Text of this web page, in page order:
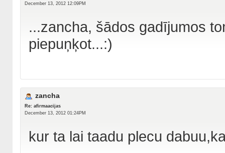
December 13, 2012 12:09PM
...zancha, šādos gadījumos
piepuņķot...:)
zancha
Re: afirmaacijas
December 13, 2012 01:24PM
kur ta lai taadu plecu